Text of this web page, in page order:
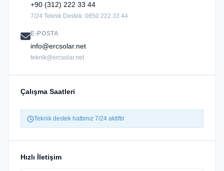
+90 (312) 222 33 44
7/24 Teknik Destek: 0850 222 33 44
E-POSTA
info@ercsolar.net
teknik@ercsolar.net
Çalışma Saatleri
Teknik destek hattımız 7/24 aktiftir
Hızlı İletişim